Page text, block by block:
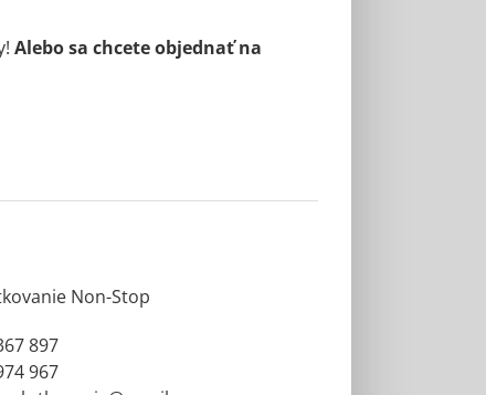
Alebo sa chcete objednať na
Non-Stop
897
967